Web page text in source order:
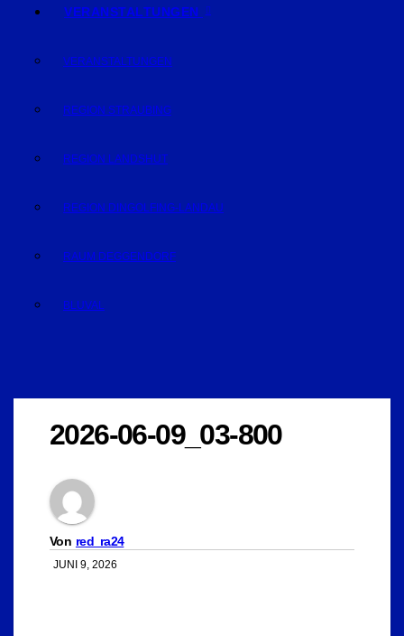
VERANSTALTUNGEN
VERANSTALTUNGEN
REGION STRAUBING
REGION LANDSHUT
REGION DINGOLFING-LANDAU
RAUM DEGGENDORF
BLUVAL
2026-06-09_03-800
Von red_ra24
JUNI 9, 2026